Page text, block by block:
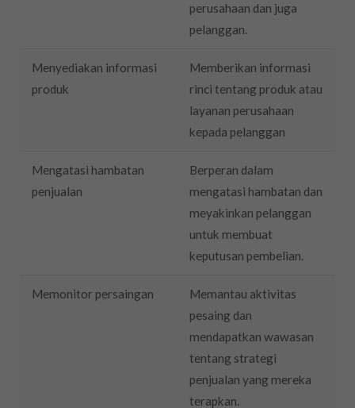
perusahaan dan juga
pelanggan.
Menyediakan informasi
produk
Memberikan informasi
rinci tentang produk atau
layanan perusahaan
kepada pelanggan
Mengatasi hambatan
penjualan
Berperan dalam
mengatasi hambatan dan
meyakinkan pelanggan
untuk membuat
keputusan pembelian.
Memonitor persaingan
Memantau aktivitas
pesaing dan
mendapatkan wawasan
tentang strategi
penjualan yang mereka
terapkan.